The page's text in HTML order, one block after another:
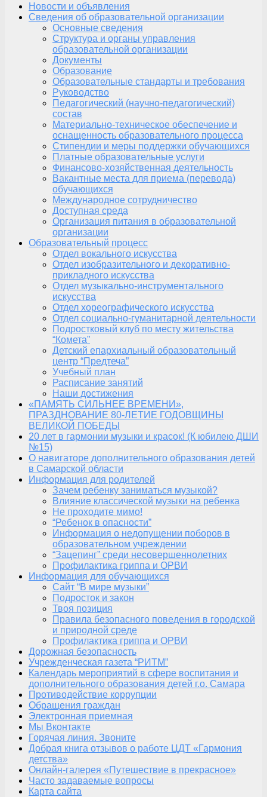
Новости и объявления
Сведения об образовательной организации
Основные сведения
Структура и органы управления
образовательной организации
Документы
Образование
Образовательные стандарты и требования
Руководство
Педагогический (научно-педагогический)
состав
Материально-техническое обеспечение и
оснащенность образовательного процесса
Стипендии и меры поддержки обучающихся
Платные образовательные услуги
Финансово-хозяйственная деятельность
Вакантные места для приема (перевода)
обучающихся
Международное сотрудничество
Доступная среда
Организация питания в образовательной
организации
Образовательный процесс
Отдел вокального искусства
Отдел изобразительного и декоративно-
прикладного искусства
Отдел музыкально-инструментального
искусства
Отдел хореографического искусства
Отдел социально-гуманитарной деятельности
Подростковый клуб по месту жительства
“Комета”
Детский епархиальный образовательный
центр “Предтеча”
Учебный план
Расписание занятий
Наши достижения
«ПАМЯТЬ СИЛЬНЕЕ ВРЕМЕНИ»,
ПРАЗДНОВАНИЕ 80-ЛЕТИЕ ГОДОВЩИНЫ
ВЕЛИКОЙ ПОБЕДЫ
20 лет в гармонии музыки и красок! (К юбилею ДШИ
№15)
О навигаторе дополнительного образования детей
в Самарской области
Информация для родителей
Зачем ребенку заниматься музыкой?
Влияние классической музыки на ребенка
Не проходите мимо!
“Ребенок в опасности”
Информация о недопущении поборов в
образовательном учреждении
“Зацепинг” среди несовершеннолетних
Профилактика гриппа и ОРВИ
Информация для обучающихся
Сайт “В мире музыки”
Подросток и закон
Твоя позиция
Правила безопасного поведения в городской
и природной среде
Профилактика гриппа и ОРВИ
Дорожная безопасность
Учрежденческая газета “РИТМ”
Календарь мероприятий в сфере воспитания и
дополнительного образования детей г.о. Самара
Противодействие коррупции
Обращения граждан
Электронная приемная
Мы Вконтакте
Горячая линия. Звоните
Добрая книга отзывов о работе ЦДТ «Гармония
детства»
Онлайн-галерея «Путешествие в прекрасное»
Часто задаваемые вопросы
Карта сайта